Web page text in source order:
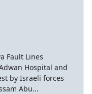
Fault Lines
Hospital and
by Israeli forces
Abu...